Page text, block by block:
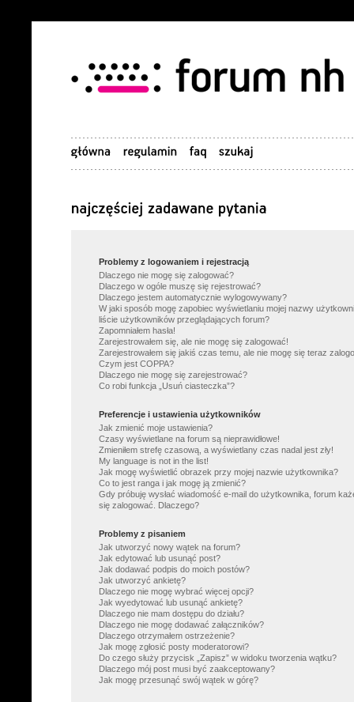
Problemy z logowaniem i rejestracją
Dlaczego nie mogę się zalogować?
Dlaczego w ogóle muszę się rejestrować?
Dlaczego jestem automatycznie wylogowywany?
W jaki sposób mogę zapobiec wyświetlaniu mojej nazwy
liście użytkowników przeglądających forum?
Zapomniałem hasła!
Zarejestrowałem się, ale nie mogę się zalogować!
Zarejestrowałem się jakiś czas temu, ale nie mogę się teraz
Czym jest COPPA?
Dlaczego nie mogę się zarejestrować?
Co robi funkcja „Usuń ciasteczka”?
Preferencje i ustawienia użytkowników
Jak zmienić moje ustawienia?
Czasy wyświetlane na forum są nieprawidłowe!
Zmieniłem strefę czasową, a wyświetlany czas nadal jest zły!
My language is not in the list!
Jak mogę wyświetlić obrazek przy mojej nazwie użytkownika?
Co to jest ranga i jak mogę ją zmienić?
Gdy próbuję wysłać wiadomość e-mail do użytkownika, forum
się zalogować. Dlaczego?
Problemy z pisaniem
Jak utworzyć nowy wątek na forum?
Jak edytować lub usunąć post?
Jak dodawać podpis do moich postów?
Jak utworzyć ankietę?
Dlaczego nie mogę wybrać więcej opcji?
Jak wyedytować lub usunąć ankietę?
Dlaczego nie mam dostępu do działu?
Dlaczego nie mogę dodawać załączników?
Dlaczego otrzymałem ostrzeżenie?
Jak mogę zgłosić posty moderatorowi?
Do czego służy przycisk „Zapisz” w widoku tworzenia wątku?
Dlaczego mój post musi być zaakceptowany?
Jak mogę przesunąć swój wątek w górę?